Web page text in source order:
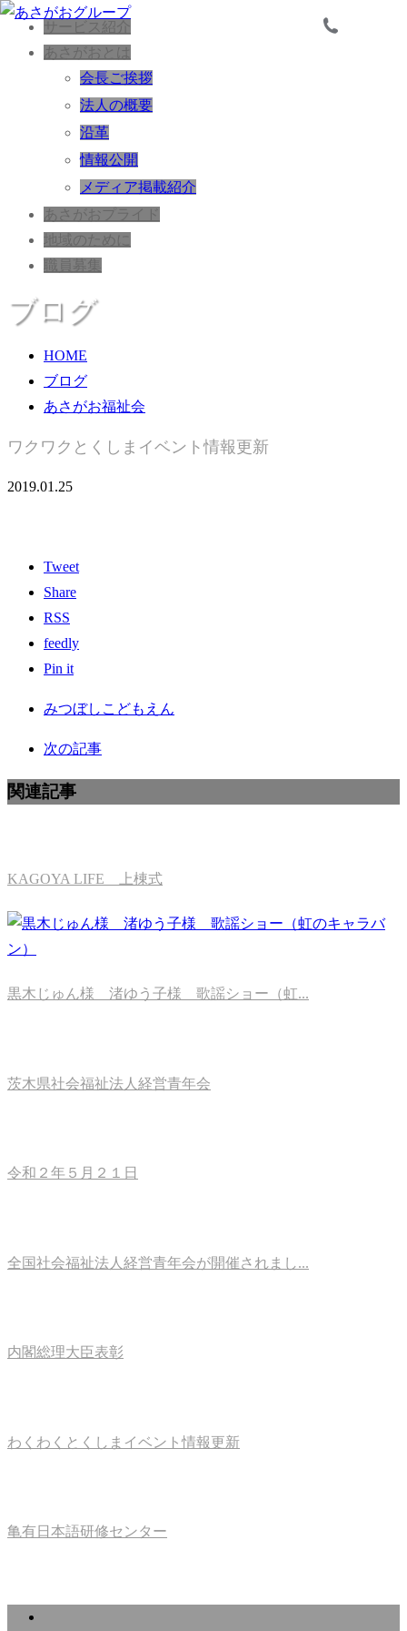
サービス紹介
あさがおとは
会長ご挨拶
法人の概要
沿革
情報公開
メディア掲載紹介
あさがおプライド
地域のために
職員募集
ブログ
HOME
ブログ
あさがお福祉会
ワクワクとくしまイベント情報更新
2019.01.25
Tweet
Share
RSS
feedly
Pin it
みつぼしこどもえん
次の記事
関連記事
KAGOYA LIFE 上棟式
黒木じゅん様 渚ゆう子様 歌謡ショー（虹...
茨木県社会福祉法人経営青年会
令和２年５月２１日
全国社会福祉法人経営青年会が開催されまし...
内閣総理大臣表彰
わくわくとくしまイベント情報更新
亀有日本語研修センター